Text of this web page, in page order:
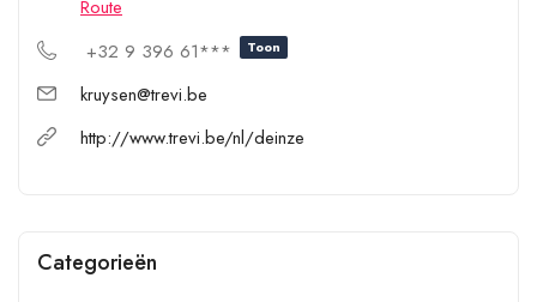
Route
+32 9 396 61***
Toon
kruysen@trevi.be
http://www.trevi.be/nl/deinze
Categorieën